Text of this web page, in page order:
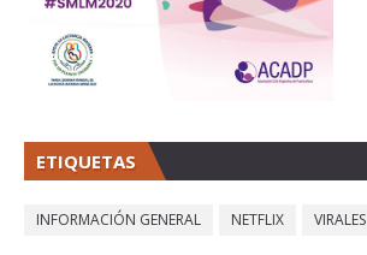
ETIQUETAS
INFORMACIÓN GENERAL NETFLIX VIRALES